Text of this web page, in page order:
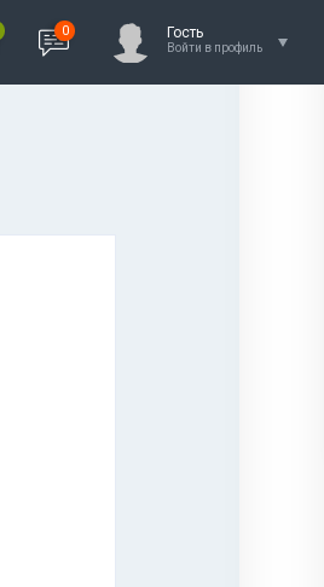
0 Гость
Войти в профиль